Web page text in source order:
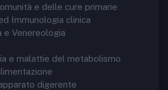
e delle cure primarie
Immunologia clinica
e Venereologia
e malattie del metabolismo
digerente